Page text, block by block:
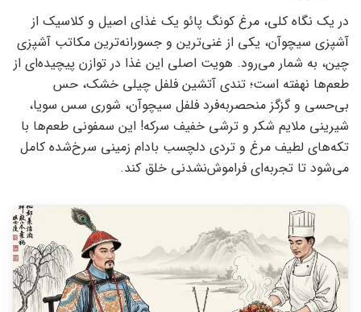
در یک نگاه کلی، مرغ کونگ پائو یک غذای اصیل و کلاسیک از
آشپزی سیچوآن، یکی از غنی‌ترین و جسورانه‌ترین مکاتب آشپزی
چین، به شمار می‌رود. هویت اصلی این غذا در توازن پیچیده‌ای از
طعم‌ها نهفته است؛ تندی آتشین فلفل چیلی خشک، حس
بی‌حسی و گزگز منحصربه‌فرد فلفل سیچوآن، شوری سس سویا،
شیرینی ملایم شکر و ترشی خفیف سرکه! این سمفونی طعم‌ها با
تکه‌های لطیف مرغ و تردی دلچسب بادام زمینی سرخ‌شده کامل
می‌شود تا تجربه‌ای فراموش‌نشدنی خلق کند.